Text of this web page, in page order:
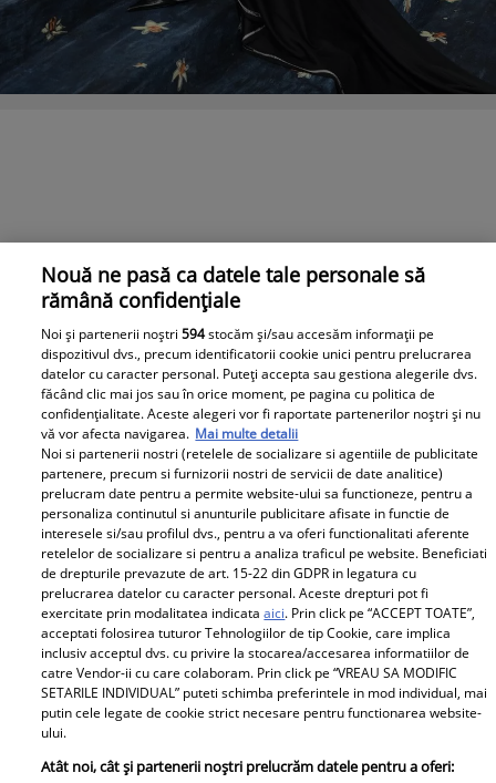
Heidi Klum, surprinsă topless, în ipostaze tandre cu
Tom Kaulitz, pe balconul unui hotel de la Cannes. Cum
au fost fotografiați
Heidi Klum
Parteneri
Nouă ne pasă ca datele tale personale să
rămână confidențiale
Noi și partenerii noștri594stocăm și/sau accesăm informații pe
dispozitivul dvs., precum identificatorii cookie unici pentru prelucrarea
datelor cu caracter personal. Puteți accepta sau gestiona alegerile dvs.
făcând clic mai jos sau în orice moment, pe pagina cu politica de
confidențialitate. Aceste alegeri vor fi raportate partenerilor noștri și nu
vă vor afecta navigarea. Mai multe detalii
Noi si partenerii nostri (retelele de socializare si agentiile de publicitate
partenere, precum si furnizorii nostri de servicii de date analitice)
prelucram date pentru a permite website-ului sa functioneze, pentru a
personaliza continutul si anunturile publicitare afisate in functie de
interesele si/sau profilul dvs., pentru a va oferi functionalitati aferente
retelelor de socializare si pentru a analiza traficul pe website. Beneficiati
de drepturile prevazute de art. 15-22 din GDPR in legatura cu
prelucrarea datelor cu caracter personal. Aceste drepturi pot fi
exercitate prin modalitatea indicataaici. Prin click pe “ACCEPT TOATE”,
acceptati folosirea tuturor Tehnologiilor de tip Cookie, care implica
inclusiv acceptul dvs. cu privire la stocarea/accesarea informatiilor de
catre Vendor-ii cu care colaboram. Prin click pe “VREAU SA MODIFIC
SETARILE INDIVIDUAL” puteti schimba preferintele in mod individual, mai
putin cele legate de cookie strict necesare pentru functionarea website-
ului.
Atât noi, cât și partenerii noștri prelucrăm datele pentru a oferi: